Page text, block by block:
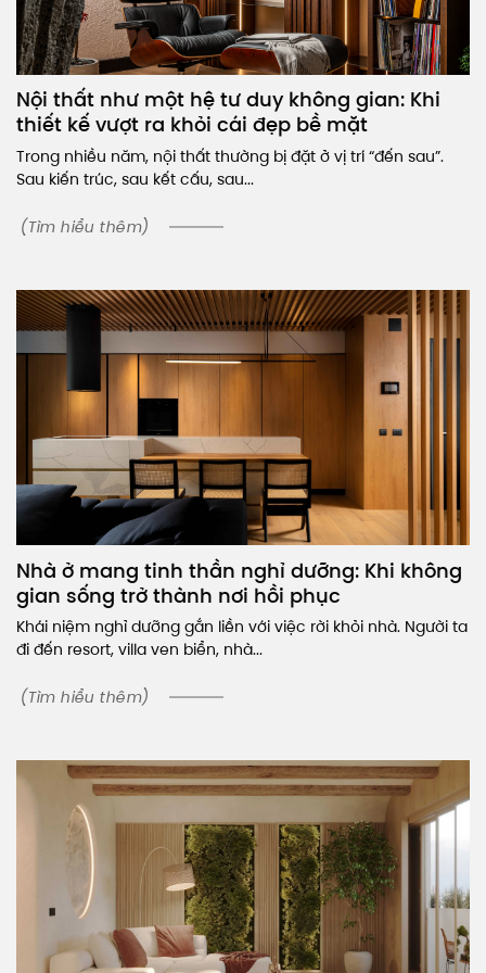
Nội thất như một hệ tư duy không gian: Khi
thiết kế vượt ra khỏi cái đẹp bề mặt
Trong nhiều năm, nội thất thường bị đặt ở vị trí “đến sau”.
Sau kiến trúc, sau kết cấu, sau...
(Tìm hiểu thêm)
Nhà ở mang tinh thần nghỉ dưỡng: Khi không
gian sống trở thành nơi hồi phục
Khái niệm nghỉ dưỡng gắn liền với việc rời khỏi nhà. Người ta
đi đến resort, villa ven biển, nhà...
(Tìm hiểu thêm)